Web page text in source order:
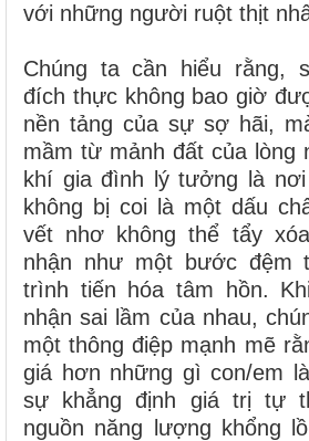
với những người ruột thịt
Chúng ta cần hiểu rằng,
đích thực không bao giờ
nền tảng của sự sợ hãi,
mầm từ mảnh đất của lòng
khí gia đình lý tưởng là
không bị coi là một dấu
vết nhơ không thể tẩy
nhận như một bước đệm
trình tiến hóa tâm hồn.
nhận sai lầm của nhau,
một thông điệp mạnh mẽ
giá hơn những gì con/em
sự khẳng định giá trị tự
nguồn năng lượng khổng